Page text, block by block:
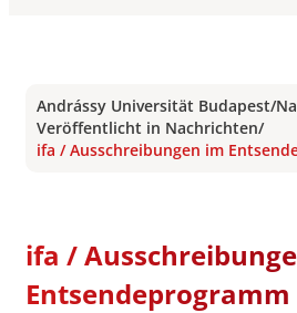
Andrássy Universität Budapest/
Veröffentlicht in Nachrichten/
ifa / Ausschreibungen im
ifa /
Entsendeprogramm